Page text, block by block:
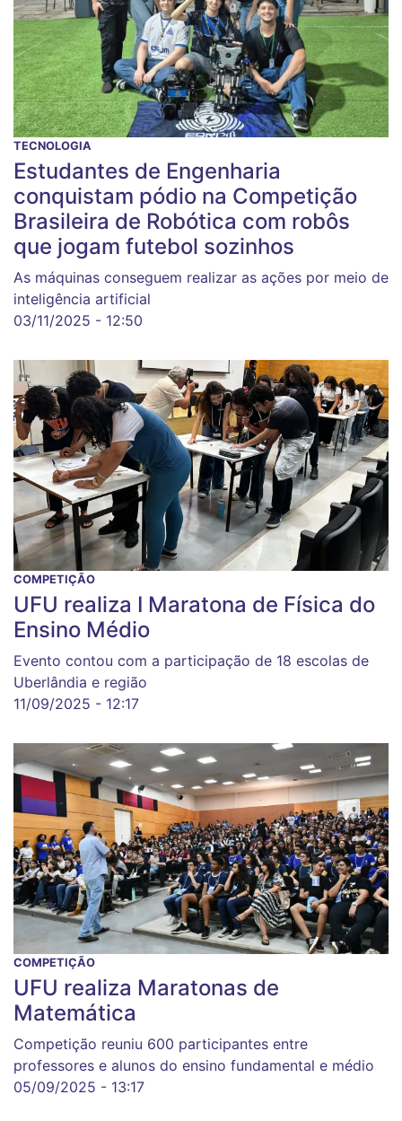
TECNOLOGIA
Estudantes de Engenharia
conquistam pódio na Competição
Brasileira de Robótica com robôs
que jogam futebol sozinhos
As máquinas conseguem realizar as ações por meio de
inteligência artificial
03/11/2025 - 12:50
COMPETIÇÃO
UFU realiza I Maratona de Física do
Ensino Médio
Evento contou com a participação de 18 escolas de
Uberlândia e região
11/09/2025 - 12:17
COMPETIÇÃO
UFU realiza Maratonas de
Matemática
Competição reuniu 600 participantes entre
professores e alunos do ensino fundamental e médio
05/09/2025 - 13:17